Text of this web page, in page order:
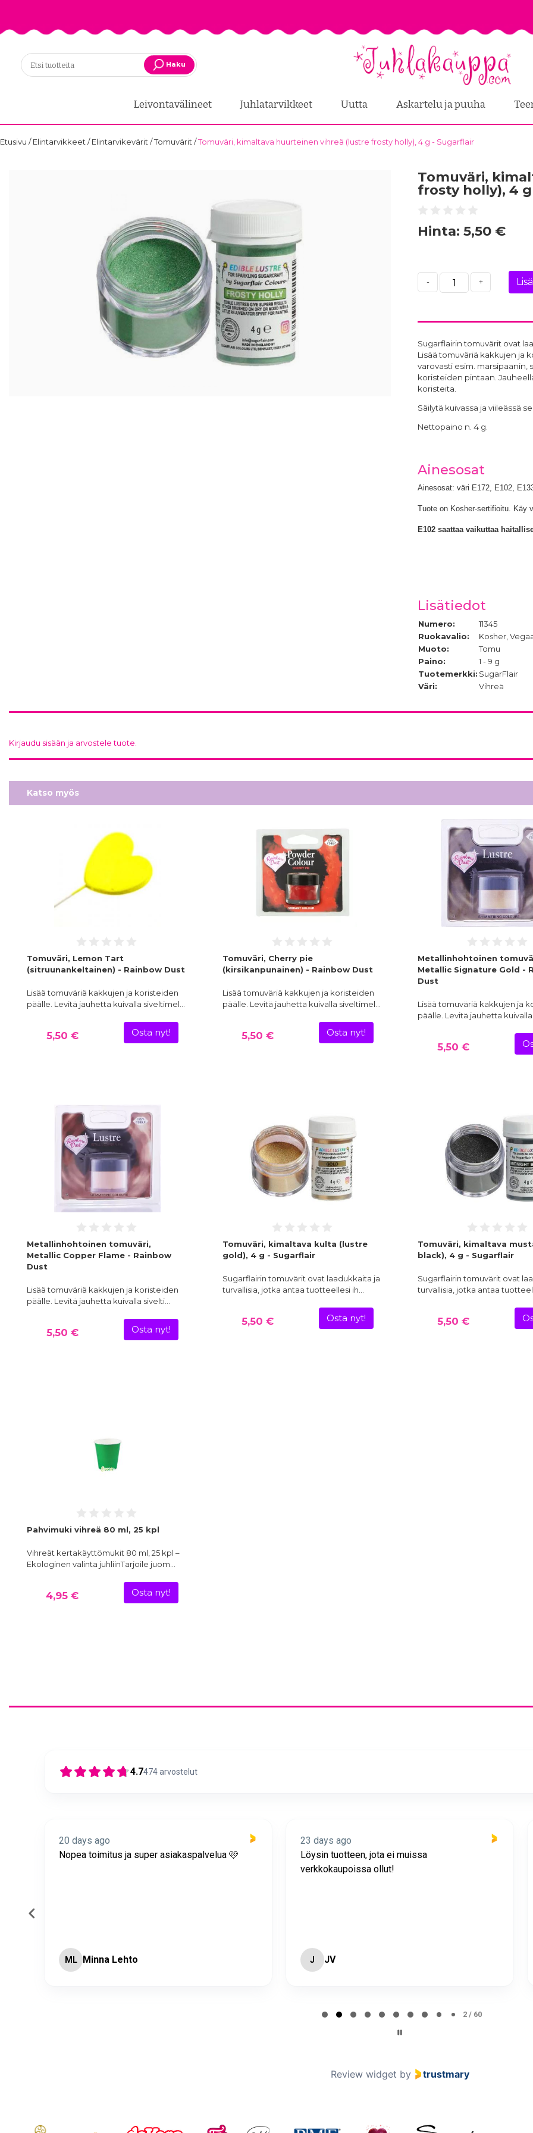
Haku
Leivontavälineet Juhlatarvikkeet Uutta Askartelu ja puuha
Etusivu /Elintarvikkeet /Elintarvikevärit /Tomuvärit /Tomuväri, kimaltava huurteinen vihreä (lustre frosty holly), 4 g - Sugarflair
Tomuväri,
frosty holly), 4
Hinta: 5,50 €
- +
Sugarflairin tomuvärit ovat
Lisää tomuväriä kakkujen ja
varovasti esim. marsipaanin,
koristeiden pintaan.
koristeita.
Säilytä kuivassa ja viileässä
Nettopaino n. 4 g.
Ainesosat
Ainesosat: väri E172, E102,
Tuote on Kosher-sertifioitu. Käy
E102 saattaa vaikuttaa
Lisätiedot
Numero:
11345
Ruokavalio:
Kosher,
Muoto:
Tomu
Paino:
1 - 9 g
Tuotemerkki: SugarFlair
Väri:
Vihreä
Kirjaudu sisään ja arvostele tuote.
Katso myös
Tomuväri, Lemon Tart
(sitruunankeltainen) - Rainbow Dust
Lisää tomuväriä kakkujen ja koristeiden
päälle. Levitä jauhetta kuivalla siveltimel…
5,50 € Osta nyt!
Tomuväri, Cherry pie
(kirsikanpunainen) - Rainbow Dust
Lisää tomuväriä kakkujen ja koristeiden
päälle. Levitä jauhetta kuivalla siveltimel…
5,50 € Osta nyt!
Metallinhohtoinen
Metallic Signature Gold -
Dust
Lisää tomuväriä kakkujen ja
päälle. Levitä jauhetta
5,50 €
Metallinhohtoinen tomuväri,
Metallic Copper Flame - Rainbow
Dust
Lisää tomuväriä kakkujen ja koristeiden
päälle. Levitä jauhetta kuivalla sivelti…
5,50 € Osta nyt!
Tomuväri, kimaltava kulta (lustre
gold), 4 g - Sugarflair
Sugarflairin tomuvärit ovat laadukkaita ja
turvallisia, jotka antaa tuotteellesi ih…
5,50 € Osta nyt!
Tomuväri, kimaltava
black), 4 g - Sugarflair
Sugarflairin tomuvärit ovat
turvallisia, jotka antaa
5,50 €
Pahvimuki vihreä 80 ml, 25 kpl
Vihreät kertakäyttömukit 80 ml, 25 kpl –
Ekologinen valinta juhliinTarjoile juom…
4,95 € Osta nyt!
4.7474arvostelut
20 days ago
Nopea toimitus ja super asiakaspalvelua 🩷
ML Minna Lehto
23 days ago
Löysin tuotteen, jota ei muissa
verkkokaupoissa ollut!
J JV
2 / 60
Review widget by trustmary